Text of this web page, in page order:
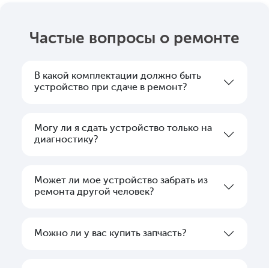
Частые вопросы о ремонте
В какой комплектации должно быть
устройство при сдаче в ремонт?
Могу ли я сдать устройство только на
диагностику?
Может ли мое устройство забрать из
ремонта другой человек?
Можно ли у вас купить запчасть?